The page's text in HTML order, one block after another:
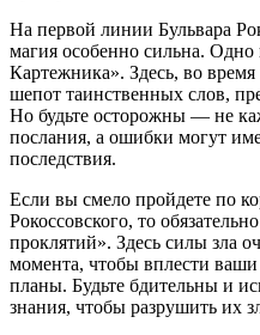
На первой линии Бульвара
магия особенно сильна.
Картежника». Здесь, во
шепот таинственных слов,
Но будьте осторожны — не
послания, а ошибки могут
последствия.
Если вы смело пройдете по
Рокоссовского, то
проклятий». Здесь силы зла
момента, чтобы вплести
планы. Будьте бдительны и
знания, чтобы разрушить их